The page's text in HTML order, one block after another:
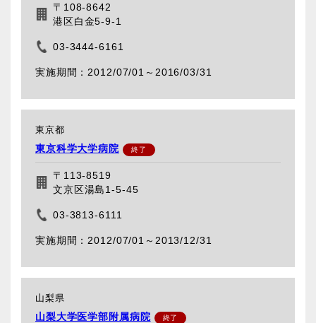
〒108-8642
港区白金5-9-1
03-3444-6161
2012/07/01～ 2016/03/31
東京都
東京科学大学病院
〒113-8519
文京区湯島1-5-45
03-3813-6111
2012/07/01～ 2013/12/31
山梨県
山梨大学医学部附属病院